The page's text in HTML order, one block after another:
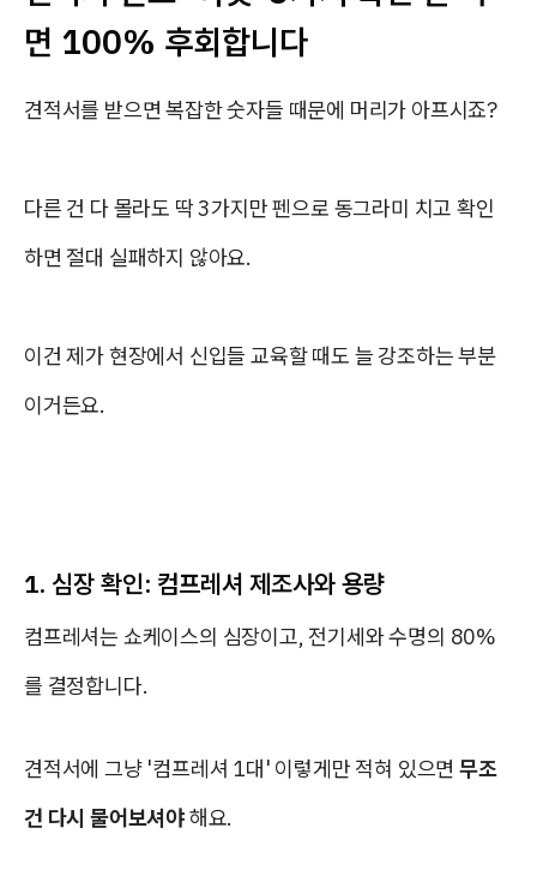
면 100% 후회합니다
견적서를 받으면 복잡한 숫자들 때문에 머리가 아프시죠?
다른 건 다 몰라도 딱 3가지만 펜으로 동그라미 치고 확인
하면 절대 실패하지 않아요.
이건 제가 현장에서 신입들 교육할 때도 늘 강조하는 부분
이거든요.
1. 심장 확인: 컴프레셔 제조사와 용량
컴프레셔는 쇼케이스의 심장이고, 전기세와 수명의 80%
를 결정합니다.
견적서에 그냥 '컴프레셔 1대' 이렇게만 적혀 있으면 무조
건 다시 물어보셔야해요.